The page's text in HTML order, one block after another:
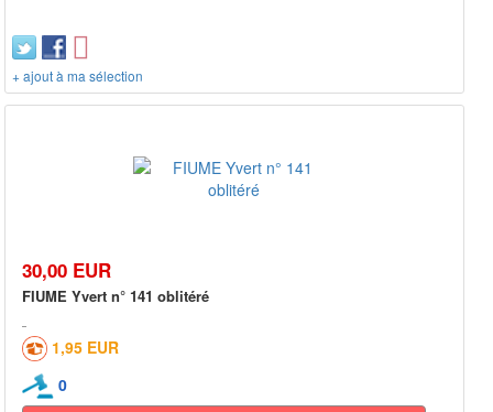
+ ajout à ma sélection
30,00 EUR
FIUME Yvert n° 141 oblitéré
1,95 EUR
0